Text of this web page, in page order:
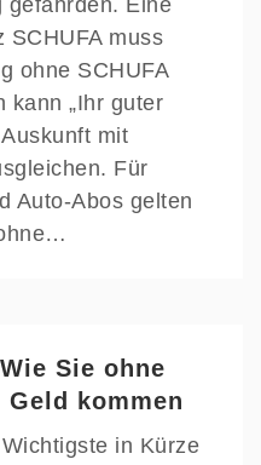
gefährden. Eine
SCHUFA muss
ohne SCHUFA
kann „Ihr guter
mit
Für
Auto-Abos gelten
Sie ohne
kommen
in Kürze